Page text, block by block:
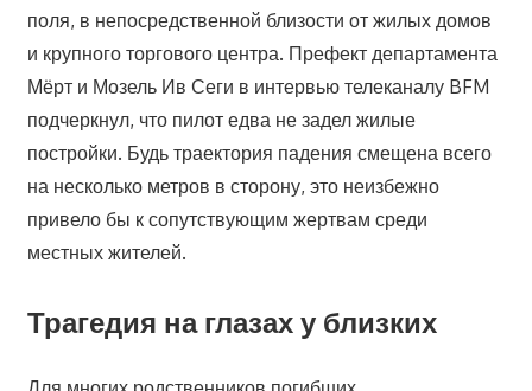
поля, в непосредственной близости от жилых домов
и крупного торгового центра. Префект департамента
Мёрт и Мозель Ив Сеги в интервью телеканалу BFM
подчеркнул, что пилот едва не задел жилые
постройки. Будь траектория падения смещена всего
на несколько метров в сторону, это неизбежно
привело бы к сопутствующим жертвам среди
местных жителей.
Трагедия на глазах у близких